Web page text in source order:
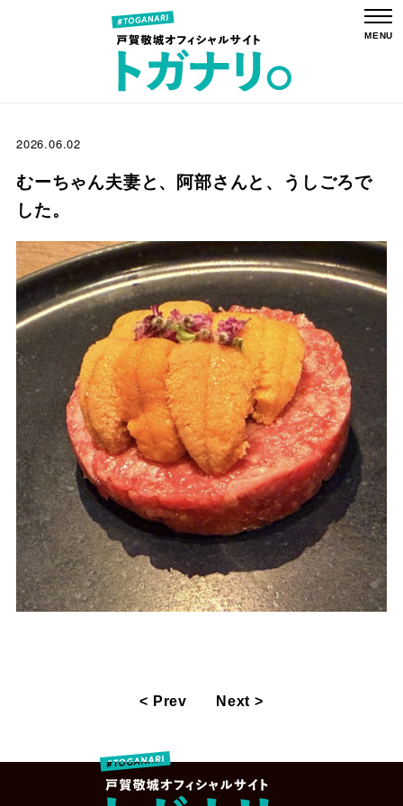
2026.06.02
むーちゃん夫妻と、阿部さんと、うしごろで
した。
< Prev Next >